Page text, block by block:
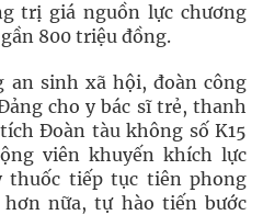
trị giá nguồn lực chương
800 triệu đồng.
an sinh xã hội, đoàn công
cho y bác sĩ trẻ, thanh
Đoàn tàu không số K15
viên khuyến khích lực
thuốc tiếp tục tiên phong
nữa, tự hào tiến bước